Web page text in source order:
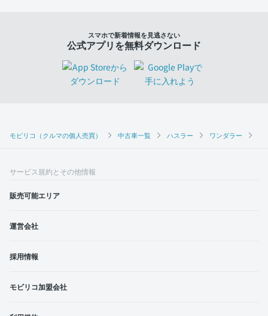
モビリコ（クルマの個人売買） 中古車一覧 ハスラー ワンダラー
スマホで新着情報を見逃さない
公式アプリを無料ダウンロード
サービス規約とその他情報
販売可能エリア
運営会社
採用情報
モビリコ加盟会社